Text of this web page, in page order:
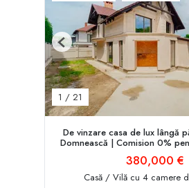
1 / 21
Previous
De vinzare casa de lux lângă
Domnească | Comision 0%
380,000 €
Casă / Vilă cu 4 camere